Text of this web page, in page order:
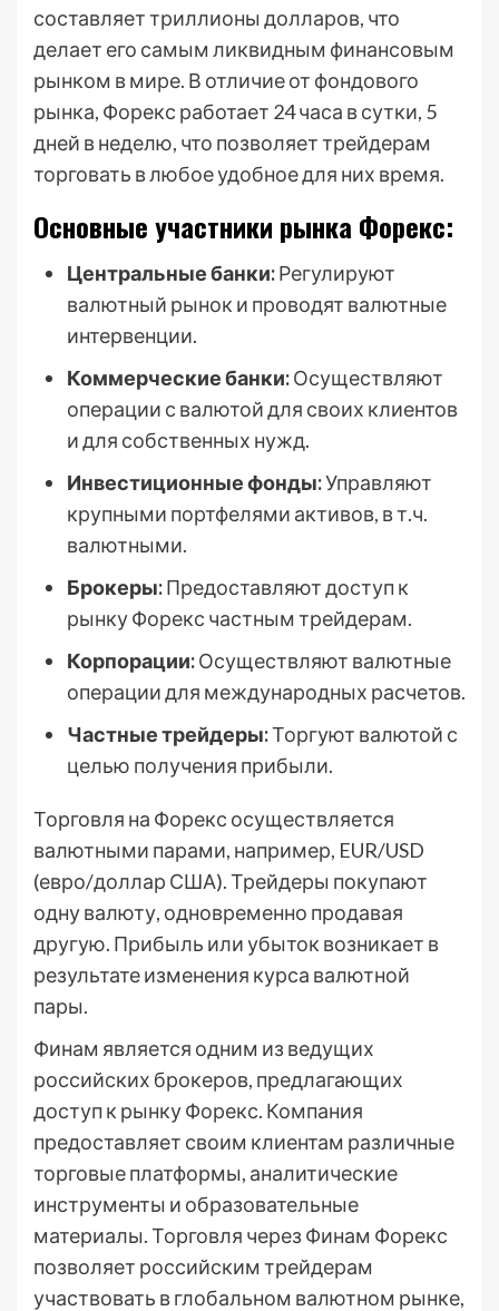
составляет триллионы долларов, что
делает его самым ликвидным финансовым
рынком в мире. В отличие от фондового
рынка, Форекс работает 24 часа в сутки, 5
дней в неделю, что позволяет трейдерам
торговать в любое удобное для них время.
Основные участники рынка Форекс:
Центральные банки:Регулируют
валютный рынок и проводят валютные
интервенции.
Коммерческие банки:Осуществляют
операции с валютой для своих клиентов
и для собственных нужд.
Инвестиционные фонды:Управляют
крупными портфелями активов, в т.ч.
валютными.
Брокеры:Предоставляют доступ к
рынку Форекс частным трейдерам.
Корпорации:Осуществляют валютные
операции для международных расчетов.
Частные трейдеры:Торгуют валютой с
целью получения прибыли.
Торговля на Форекс осуществляется
валютными парами, например, EUR/USD
(евро/доллар США). Трейдеры покупают
одну валюту, одновременно продавая
другую. Прибыль или убыток возникает в
результате изменения курса валютной
пары.
Финам является одним из ведущих
российских брокеров, предлагающих
доступ к рынку Форекс. Компания
предоставляет своим клиентам различные
торговые платформы, аналитические
инструменты и образовательные
материалы. Торговля через Финам Форекс
позволяет российским трейдерам
участвовать в глобальном валютном рынке,